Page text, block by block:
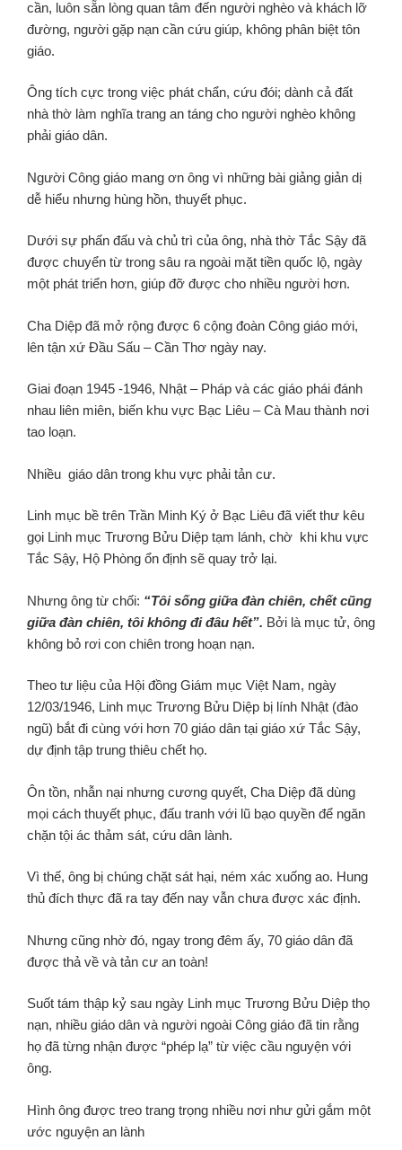
cần, luôn sẵn lòng quan tâm đến người nghèo và khách lỡ
đường, người gặp nạn cần cứu giúp, không phân biệt tôn
giáo.
Ông tích cực trong việc phát chẩn, cứu đói; dành cả đất
nhà thờ làm nghĩa trang an táng cho người nghèo không
phải giáo dân.
Người Công giáo mang ơn ông vì những bài giảng giản dị
dễ hiểu nhưng hùng hồn, thuyết phục.
Dưới sự phấn đấu và chủ trì của ông, nhà thờ Tắc Sậy đã
được chuyển từ trong sâu ra ngoài mặt tiền quốc lộ, ngày
một phát triển hơn, giúp đỡ được cho nhiều người hơn.
Cha Diệp đã mở rộng được 6 cộng đoàn Công giáo mới,
lên tận xứ Đầu Sấu – Cần Thơ ngày nay.
Giai đoạn 1945 -1946, Nhật – Pháp và các giáo phái đánh
nhau liên miên, biến khu vực Bạc Liêu – Cà Mau thành nơi
tao loạn.
Nhiều giáo dân trong khu vực phải tản cư.
Linh mục bề trên Trần Minh Ký ở Bạc Liêu đã viết thư kêu
gọi Linh mục Trương Bửu Diệp tạm lánh, chờ khi khu vực
Tắc Sậy, Hộ Phòng ổn định sẽ quay trở lại.
Nhưng ông từ chối: “Tôi sống giữa đàn chiên, chết cũng
giữa đàn chiên, tôi không đi đâu hết”. Bởi là mục tử, ông
không bỏ rơi con chiên trong hoạn nạn.
Theo tư liệu của Hội đồng Giám mục Việt Nam, ngày
12/03/1946, Linh mục Trương Bửu Diệp bị lính Nhật (đào
ngũ) bắt đi cùng với hơn 70 giáo dân tại giáo xứ Tắc Sậy,
dự định tập trung thiêu chết họ.
Ôn tồn, nhẫn nại nhưng cương quyết, Cha Diệp đã dùng
mọi cách thuyết phục, đấu tranh với lũ bạo quyền để ngăn
chặn tội ác thảm sát, cứu dân lành.
Vì thế, ông bị chúng chặt sát hại, ném xác xuống ao. Hung
thủ đích thực đã ra tay đến nay vẫn chưa được xác định.
Nhưng cũng nhờ đó, ngay trong đêm ấy, 70 giáo dân đã
được thả về và tản cư an toàn!
Suốt tám thập kỷ sau ngày Linh mục Trương Bửu Diệp thọ
nạn, nhiều giáo dân và người ngoài Công giáo đã tin rằng
họ đã từng nhận được “phép lạ” từ việc cầu nguyện với
ông.
Hình ông được treo trang trọng nhiều nơi như gửi gắm một
ước nguyện an lành